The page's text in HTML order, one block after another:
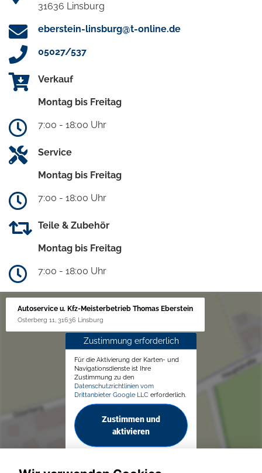
31636 Linsburg
eberstein-linsburg@t-online.de
05027/537
Verkauf
Montag bis Freitag
7:00 - 18:00 Uhr
Service
Montag bis Freitag
7:00 - 18:00 Uhr
Teile & Zubehör
Montag bis Freitag
7:00 - 18:00 Uhr
Autoservice u. Kfz-Meisterbetrieb Thomas Eberstein
Osterberg 11, 31636 Linsburg
Zustimmung erforderlich
Für die Aktivierung der Karten- und
Navigationsdienste ist Ihre
Zustimmung zu den
Datenschutzrichtlinien vom
Drittanbieter Google LLC erforderlich.
Zustimmen und
aktivieren